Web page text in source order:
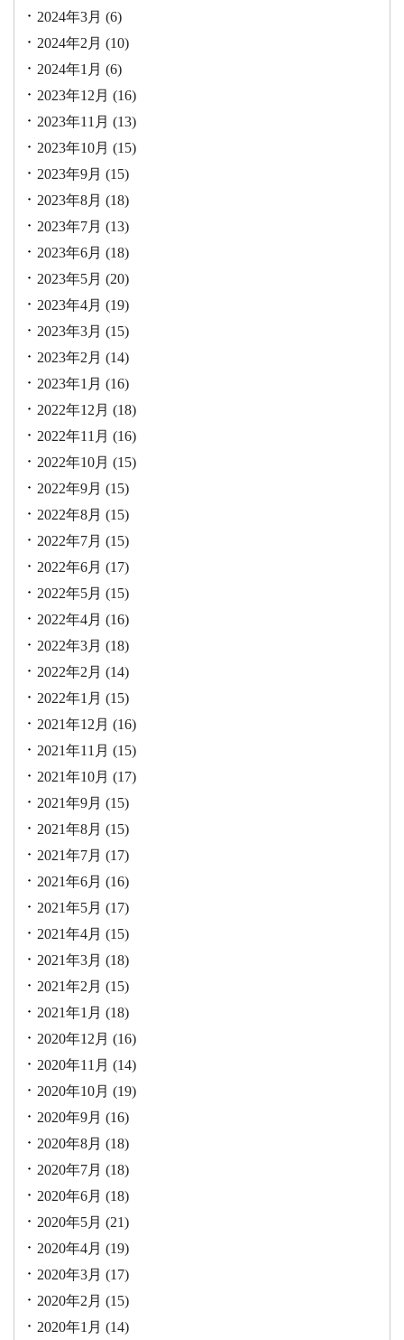
2024年3月 (6)
2024年2月 (10)
2024年1月 (6)
2023年12月 (16)
2023年11月 (13)
2023年10月 (15)
2023年9月 (15)
2023年8月 (18)
2023年7月 (13)
2023年6月 (18)
2023年5月 (20)
2023年4月 (19)
2023年3月 (15)
2023年2月 (14)
2023年1月 (16)
2022年12月 (18)
2022年11月 (16)
2022年10月 (15)
2022年9月 (15)
2022年8月 (15)
2022年7月 (15)
2022年6月 (17)
2022年5月 (15)
2022年4月 (16)
2022年3月 (18)
2022年2月 (14)
2022年1月 (15)
2021年12月 (16)
2021年11月 (15)
2021年10月 (17)
2021年9月 (15)
2021年8月 (15)
2021年7月 (17)
2021年6月 (16)
2021年5月 (17)
2021年4月 (15)
2021年3月 (18)
2021年2月 (15)
2021年1月 (18)
2020年12月 (16)
2020年11月 (14)
2020年10月 (19)
2020年9月 (16)
2020年8月 (18)
2020年7月 (18)
2020年6月 (18)
2020年5月 (21)
2020年4月 (19)
2020年3月 (17)
2020年2月 (15)
2020年1月 (14)